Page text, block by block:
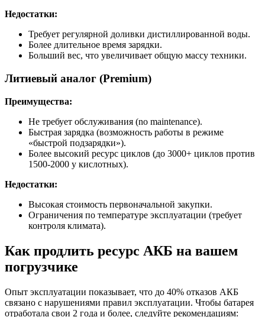
Недостатки:
Требует регулярной доливки дистиллированной воды.
Более длительное время зарядки.
Больший вес, что увеличивает общую массу техники.
Литиевый аналог (Premium)
Преимущества:
Не требует обслуживания (no maintenance).
Быстрая зарядка (возможность работы в режиме
«быстрой подзарядки»).
Более высокий ресурс циклов (до 3000+ циклов против
1500-2000 у кислотных).
Недостатки:
Высокая стоимость первоначальной закупки.
Ограничения по температуре эксплуатации (требует
контроля климата).
Как продлить ресурс АКБ на вашем
погрузчике
Опыт эксплуатации показывает, что до 40% отказов АКБ
связано с нарушениями правил эксплуатации. Чтобы батарея
отработала свои 2 года и более, следуйте рекомендациям: